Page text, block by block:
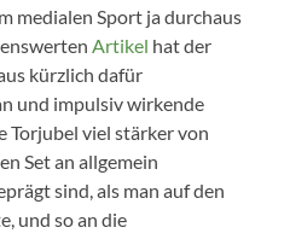
medialen Sport ja durchaus
Artikel hat der
kürzlich dafür
und impulsiv wirkende
Torjubel viel stärker von
Set an allgemein
sind, als man auf den
und so an die